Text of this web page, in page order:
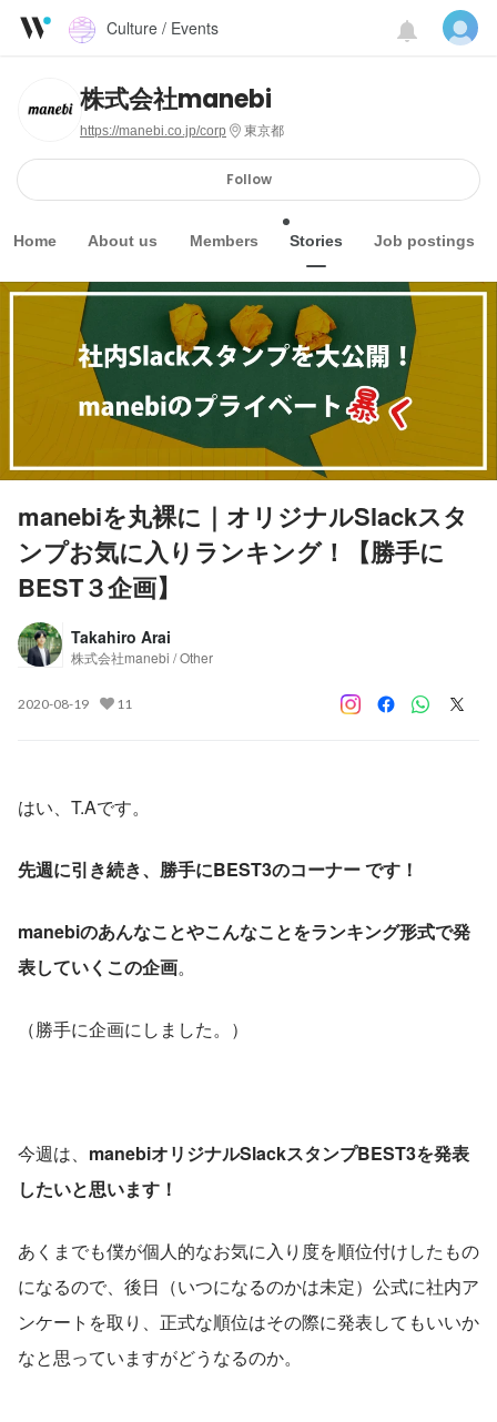
Culture / Events
株式会社manebi
https://manebi.co.jp/corp 東京都
Follow
Home About us Members Stories Job postings
manebiを丸裸に｜オリジナルSlackスタ
ンプお気に入りランキング！【勝手に
BEST３企画】
Takahiro Arai
株式会社manebi / Other
2020-08-19 11
はい、T.Aです。
先週に引き続き、勝手にBEST3のコーナー です！
manebiのあんなことやこんなことをランキング形式で発
表していくこの企画。
（勝手に企画にしました。）
今週は、 manebiオリジナルSlackスタンプBEST3を発表
したいと思います！
あくまでも僕が個人的なお気に入り度を順位付けしたもの
になるので、後日（いつになるのかは未定）公式に社内ア
ンケートを取り、正式な順位はその際に発表してもいいか
なと思っていますがどうなるのか。